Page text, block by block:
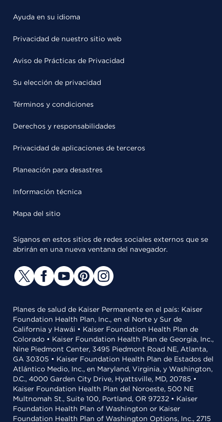
Ayuda en su idioma
Privacidad de nuestro sitio web
Aviso de Prácticas de Privacidad
Su elección de privacidad
Términos y condiciones
Derechos y responsabilidades
Privacidad de aplicaciones de terceros
Planeación para desastres
Información técnica
Mapa del sitio
Síganos en estos sitios de redes sociales externos que se
abrirán en una nueva ventana del navegador.
Planes de salud de Kaiser Permanente en el país: Kaiser
Foundation Health Plan, Inc., en el Norte y Sur de
California y Hawái • Kaiser Foundation Health Plan de
Colorado • Kaiser Foundation Health Plan de Georgia, Inc.,
Nine Piedmont Center, 3495 Piedmont Road NE, Atlanta,
GA 30305 • Kaiser Foundation Health Plan de Estados del
Atlántico Medio, Inc., en Maryland, Virginia, y Washington,
D.C., 4000 Garden City Drive, Hyattsville, MD, 20785 •
Kaiser Foundation Health Plan del Noroeste, 500 NE
Multnomah St., Suite 100, Portland, OR 97232 • Kaiser
Foundation Health Plan of Washington or Kaiser
Foundation Health Plan of Washington Options, Inc., 2715